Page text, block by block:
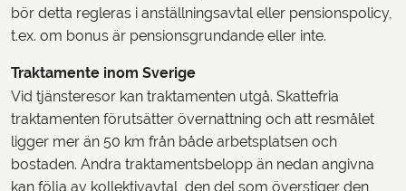
bör detta regleras i anställningsavtal eller pensionspolicy,
t.ex. om bonus är pensionsgrundande eller inte.
Traktamente inom Sverige
Vid tjänsteresor kan traktamenten utgå. Skattefria
traktamenten förutsätter övernattning och att resmålet
ligger mer än 50 km från både arbetsplatsen och
bostaden. Andra traktamentsbelopp än nedan angivna
kan följa av kollektivavtal, den del som överstiger den